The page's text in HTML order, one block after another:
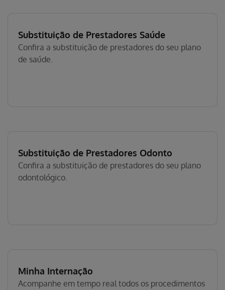
Substituição de Prestadores Saúde
Confira a substituição de prestadores do seu plano
de saúde.
Substituição de Prestadores Odonto
Confira a substituição de prestadores do seu plano
odontológico.
Minha Internação
Acompanhe em tempo real todos os procedimentos